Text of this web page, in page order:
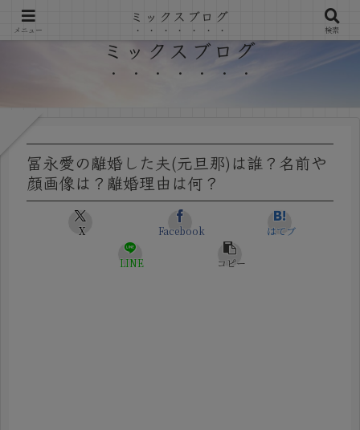
ミックスブログ
冨永愛の離婚した夫(元旦那)は誰？名前や
顔画像は？離婚理由は何？
X Facebook はてブ
LINE コピー
メニュー
ミックスブログ
検索